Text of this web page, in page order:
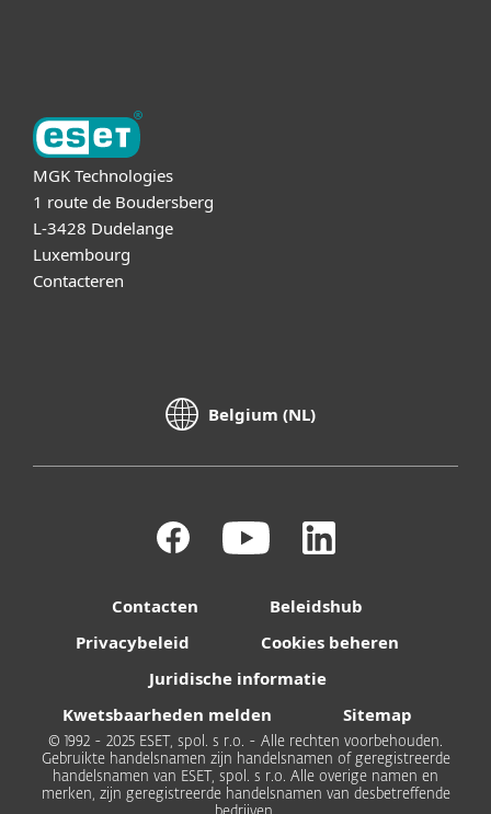
MGK Technologies
1 route de Boudersberg
L-3428 Dudelange
Luxembourg
Contacteren
Belgium (NL)
Contacten
Beleidshub
Privacybeleid
Cookies beheren
Juridische informatie
Kwetsbaarheden melden
Sitemap
© 1992 - 2025 ESET, spol. s r.o. - Alle rechten voorbehouden.
Gebruikte handelsnamen zijn handelsnamen of geregistreerde
handelsnamen van ESET, spol. s r.o. Alle overige namen en
merken, zijn geregistreerde handelsnamen van desbetreffende